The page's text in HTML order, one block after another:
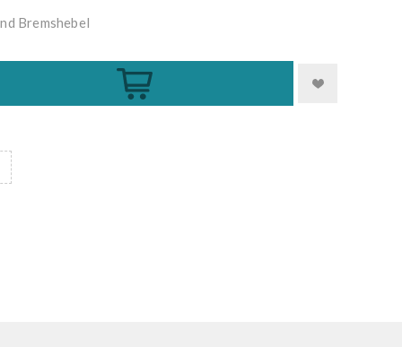
Bremshebel
Kaufen